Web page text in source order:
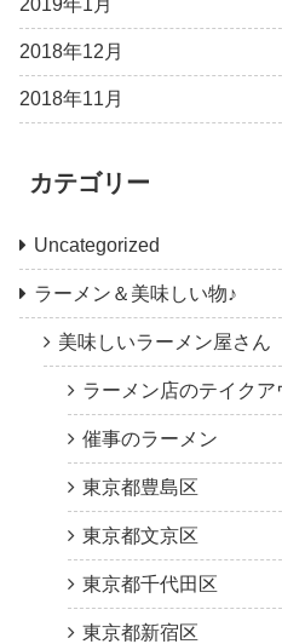
2019年1月
2018年12月
2018年11月
カテゴリー
Uncategorized
ラーメン＆美味しい物♪
美味しいラーメン屋さん
ラーメン店のテイク
催事のラーメン
東京都豊島区
東京都文京区
東京都千代田区
東京都新宿区